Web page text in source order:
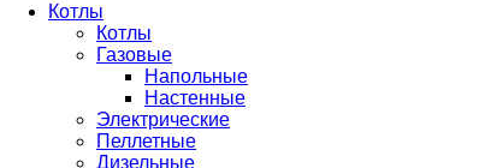
Котлы
Котлы
Газовые
Напольные
Настенные
Электрические
Пеллетные
Дизельные